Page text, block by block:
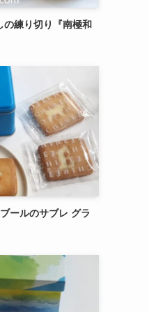
練り切り『南極和
ールのサブレ グラ